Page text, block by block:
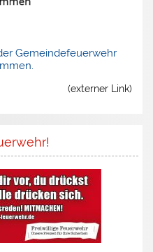
Gemeindefeuerwehr
(externer Link)